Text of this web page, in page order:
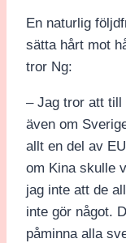
En naturlig
sätta hårt mot
tror Ng:
– Jag tror att till
även om
allt en del av
om Kina skulle
jag inte att de
inte gör något.
påminna alla